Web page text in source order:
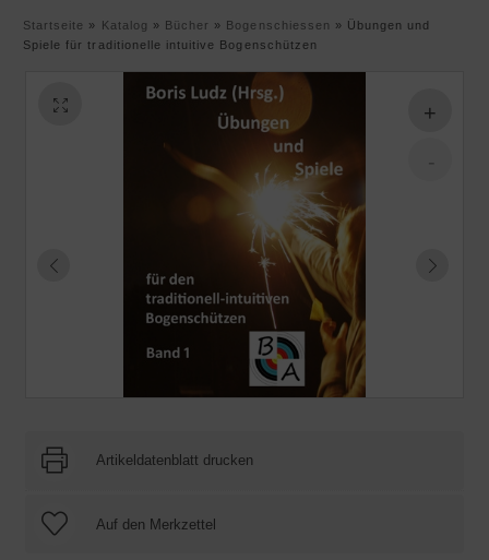
Startseite » Katalog » Bücher » Bogenschiessen » Übungen und
Spiele für traditionelle intuitive Bogenschützen
Artikeldatenblatt drucken